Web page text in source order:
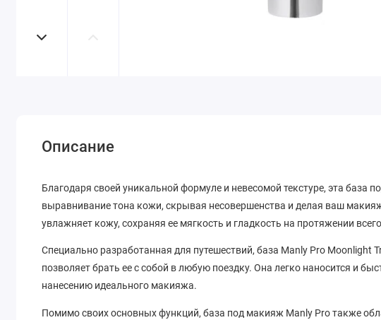
Описание
Благодаря своей уникальной формуле и невесомой текстуре, эта база
выравнивание тона кожи, скрывая несовершенства и делая ваш
увлажняет кожу, сохраняя ее мягкость и гладкость на протяжении
Специально разработанная для путешествий, база Manly Pro Moonlight
позволяет брать ее с собой в любую поездку. Она легко наносится и
нанесению идеального макияжа.
Помимо своих основных функций, база под макияж Manly Pro также